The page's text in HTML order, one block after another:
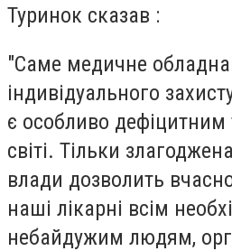
Туринок сказав :
"Саме медичне
індивідуального
є особливо
світі. Тільки
влади дозволить
наші лікарні всім
небайдужим людям,